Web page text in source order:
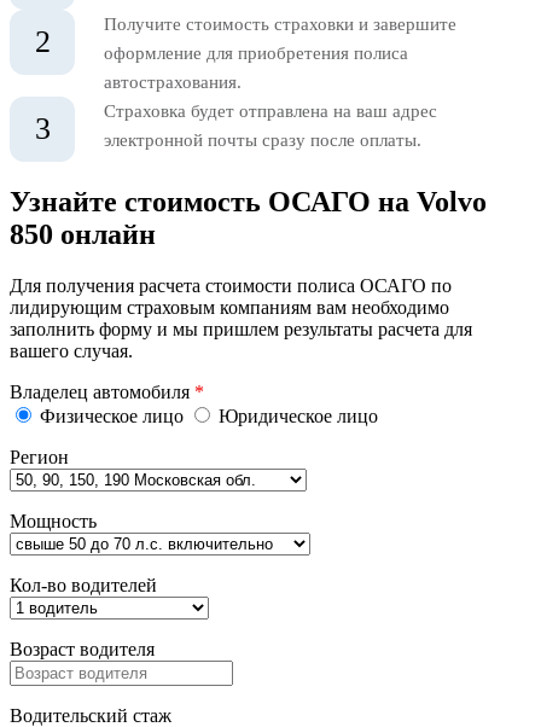
2
Получите стоимость страховки и завершите
оформление для приобретения полиса
автострахования.
3
Страховка будет отправлена на ваш адрес
электронной почты сразу после оплаты.
Узнайте стоимость ОСАГО на Volvo
850 онлайн
Для получения расчета стоимости полиса ОСАГО по
лидирующим страховым компаниям вам необходимо
заполнить форму и мы пришлем результаты расчета для
вашего случая.
Владелец автомобиля *
Физическое лицо
Юридическое лицо
Регион
Мощность
Кол-во водителей
Возраст водителя
Водительский стаж